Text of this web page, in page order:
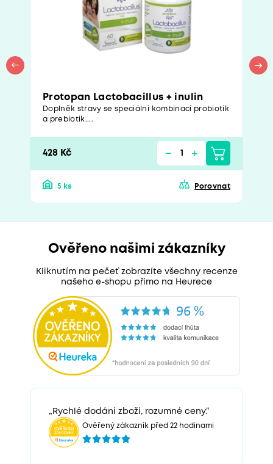
Protopan Lactobacillus + inulin
Doplněk stravy se speciální kombinací probiotik
a prebiotik....
428 Kč
5 ks Porovnat
Ověřeno našimi zákazníky
Kliknutím na pečeť zobrazíte všechny recenze
našeho e-shopu přímo na Heurece
„Rychlé dodání zboží, rozumné ceny.“
Ověřený zákazník před 22 hodinami